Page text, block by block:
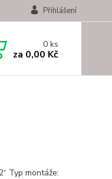
Přihlášení
0ks
za 0,00 Kč
Typ montáže: